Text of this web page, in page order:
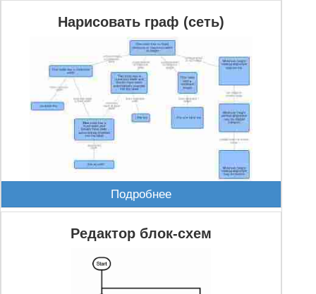
Нарисовать граф (сеть)
Подробнее
Редактор блок-схем